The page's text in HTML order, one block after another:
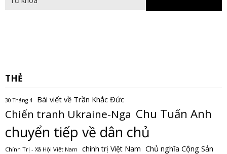
THẺ
30 Tháng 4 Bài viết về Trần Khắc Đức
Chiến tranh Ukraine-Nga Chu Tuấn Anh
chuyển tiếp về dân chủ
Chính Trị - Xã Hội Việt Nam chính trị Việt Nam Chủ nghĩa Cộng Sản